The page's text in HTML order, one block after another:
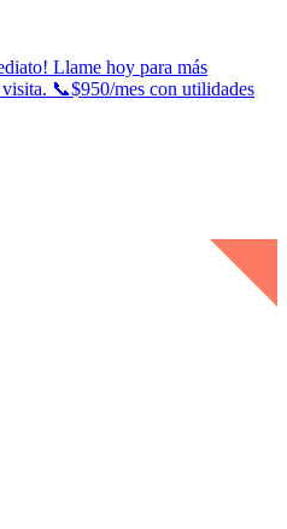
Llame hoy para más
📞$950/mes con utilidades